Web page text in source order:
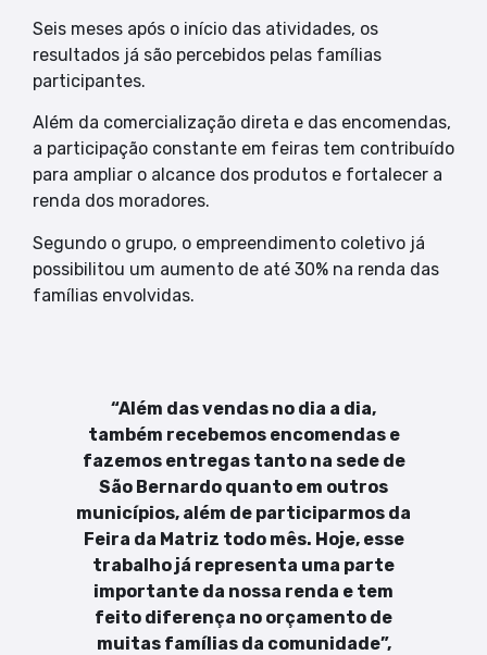
Seis meses após o início das atividades, os
resultados já são percebidos pelas famílias
participantes.
Além da comercialização direta e das encomendas,
a participação constante em feiras tem contribuído
para ampliar o alcance dos produtos e fortalecer a
renda dos moradores.
Segundo o grupo, o empreendimento coletivo já
possibilitou um aumento de até 30% na renda das
famílias envolvidas.
“Além das vendas no dia a dia,
também recebemos encomendas e
fazemos entregas tanto na sede de
São Bernardo quanto em outros
municípios, além de participarmos da
Feira da Matriz todo mês. Hoje, esse
trabalho já representa uma parte
importante da nossa renda e tem
feito diferença no orçamento de
muitas famílias da comunidade”,